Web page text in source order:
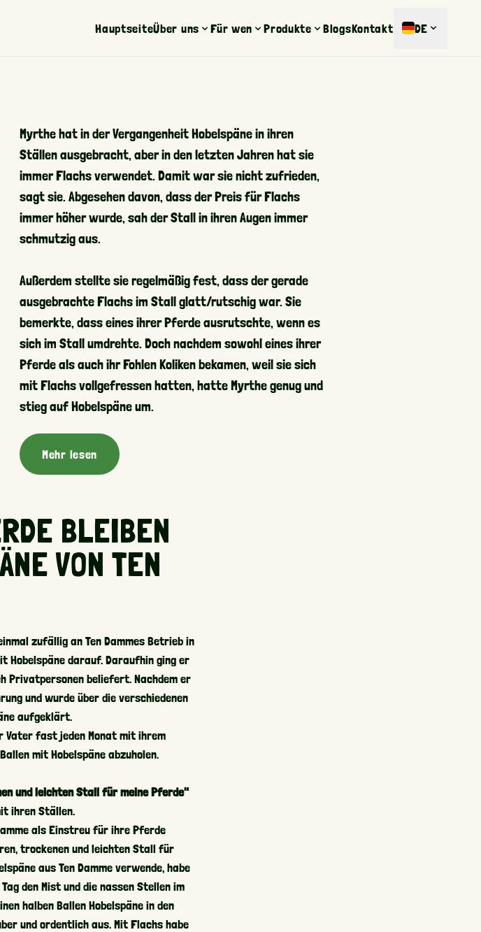
HauptseiteÜber uns Für wen
Privatpersonen
Holzpellets
Biomasse
Produkte
Vulkamix und Vulkamin Sägemehl
Pro+ Sägemehl
Holzpellets
Strohpellets
Biomasse
Kalkmengsels
BlogsKontakt DE
Myrthe hat in der Vergangenheit Hobelspäne in ihren
Ställen ausgebracht, aber in den letzten Jahren hat sie
immer Flachs verwendet. Damit war sie nicht zufrieden,
sagt sie. Abgesehen davon, dass der Preis für Flachs
immer höher wurde, sah der Stall in ihren Augen immer
schmutzig aus.
Außerdem stellte sie regelmäßig fest, dass der gerade
ausgebrachte Flachs im Stall glatt/rutschig war. Sie
bemerkte, dass eines ihrer Pferde ausrutschte, wenn es
sich im Stall umdrehte. Doch nachdem sowohl eines ihrer
Pferde als auch ihr Fohlen Koliken bekamen, weil sie sich
mit Flachs vollgefressen hatten, hatte Myrthe genug und
stieg auf Hobelspäne um.
Mehr lesen
BLEIBEN
VON TEN
zufällig an Ten Dammes Betrieb in
Hobelspäne darauf. Daraufhin ging er
Privatpersonen beliefert. Nachdem er
und wurde über die verschiedenen
aufgeklärt.
Vater fast jeden Monat mit ihrem
mit Hobelspäne abzuholen.
und leichten Stall für meine Pferde"
ihren Ställen.
als Einstreu für ihre Pferde
trockenen und leichten Stall für
aus Ten Damme verwende, habe
den Mist und die nassen Stellen im
halben Ballen Hobelspäne in den
und ordentlich aus. Mit Flachs habe